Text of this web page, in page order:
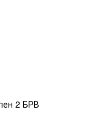
2 БРВ